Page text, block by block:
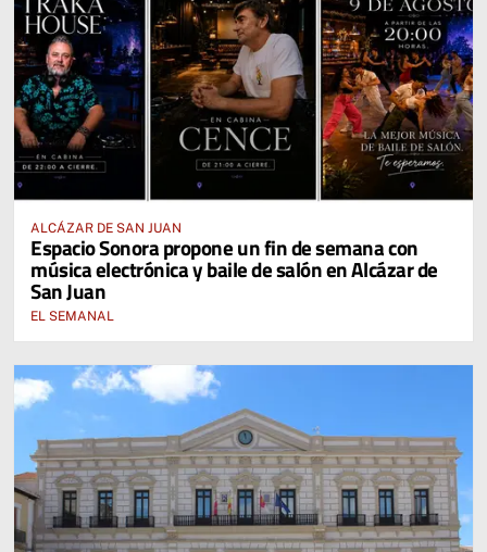
ALCÁZAR DE SAN JUAN
Espacio Sonora propone un fin de semana con
música electrónica y baile de salón en Alcázar de
San Juan
EL SEMANAL